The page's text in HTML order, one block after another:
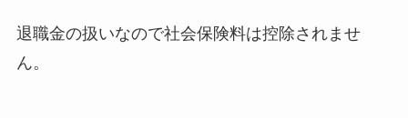
退職金の扱いなので社会保険料は控除されませ
ん。